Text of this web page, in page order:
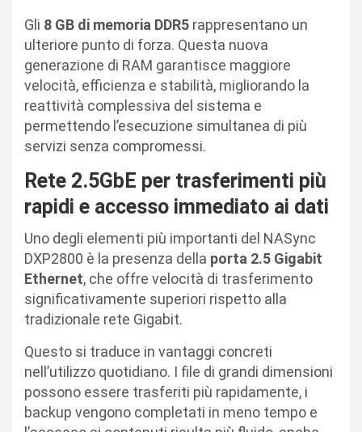
Gli 8 GB di memoria DDR5 rappresentano un
ulteriore punto di forza. Questa nuova
generazione di RAM garantisce maggiore
velocità, efficienza e stabilità, migliorando la
reattività complessiva del sistema e
permettendo l’esecuzione simultanea di più
servizi senza compromessi.
Rete 2.5GbE per trasferimenti più
rapidi e accesso immediato ai dati
Uno degli elementi più importanti del NASync
DXP2800 è la presenza della porta 2.5 Gigabit
Ethernet, che offre velocità di trasferimento
significativamente superiori rispetto alla
tradizionale rete Gigabit.
Questo si traduce in vantaggi concreti
nell’utilizzo quotidiano. I file di grandi dimensioni
possono essere trasferiti più rapidamente, i
backup vengono completati in meno tempo e